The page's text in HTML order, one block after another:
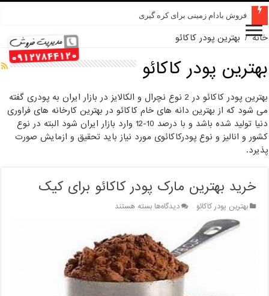
فروش بادام زمینی برای کره گیری
خانه / بهترین پودر کاکائو
بهترین پودر کاکائو
بهترین پودر کاکائو در 2 نوع نچرال و الکالایز در بازار ایران به پودری گفته
می شود که از بهترین دانه های خام کاکائو در بهترین کارخانه های فراوری
دنیا تولید شده باشد و با درصد 10-12 وارد بازار ایران شود البته در نوع
کشور و انالیز و نوع پودرکاکائوی مورد نیاز باید تحقیق و ازمایش صورت
پذیرد.
خرید بهترین مارک پودر کاکائو برای کیک
بهترین پودر کاکائو دیدگاه‌هابرای
مارک
پودر
کاکائو
برای
کیک
بسته هستند